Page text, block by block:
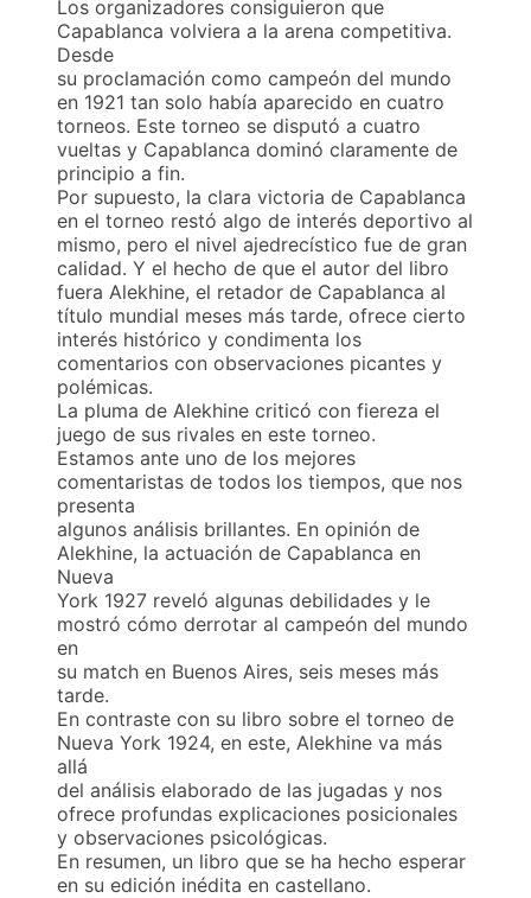
Los organizadores consiguieron que
Capablanca volviera a la arena competitiva.
Desde
su proclamación como campeón del mundo
en 1921 tan solo había aparecido en cuatro
torneos. Este torneo se disputó a cuatro
vueltas y Capablanca dominó claramente de
principio a fin.
Por supuesto, la clara victoria de Capablanca
en el torneo restó algo de interés deportivo al
mismo, pero el nivel ajedrecístico fue de gran
calidad. Y el hecho de que el autor del libro
fuera Alekhine, el retador de Capablanca al
título mundial meses más tarde, ofrece cierto
interés histórico y condimenta los
comentarios con observaciones picantes y
polémicas.
La pluma de Alekhine criticó con fiereza el
juego de sus rivales en este torneo.
Estamos ante uno de los mejores
comentaristas de todos los tiempos, que nos
presenta
algunos análisis brillantes. En opinión de
Alekhine, la actuación de Capablanca en
Nueva
York 1927 reveló algunas debilidades y le
mostró cómo derrotar al campeón del mundo
en
su match en Buenos Aires, seis meses más
tarde.
En contraste con su libro sobre el torneo de
Nueva York 1924, en este, Alekhine va más
allá
del análisis elaborado de las jugadas y nos
ofrece profundas explicaciones posicionales
y observaciones psicológicas.
En resumen, un libro que se ha hecho esperar
en su edición inédita en castellano.